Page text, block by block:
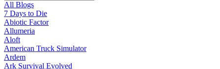
All Blogs
7 Days to Die
Abiotic Factor
Allumeria
Aloft
American Truck Simulator
Ardem
Ark Survival Evolved